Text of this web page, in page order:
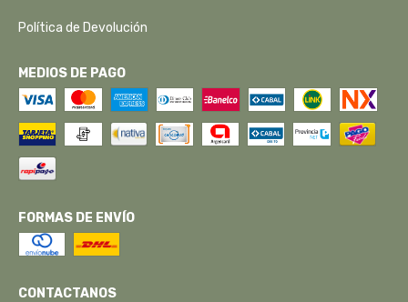
Política de Devolución
MEDIOS DE PAGO
FORMAS DE ENVÍO
CONTACTANOS